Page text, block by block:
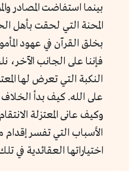
بينما استفاضت المصادر
المحنة التي لحقت بأهل
بخلق القرآن في عهود
فإننا على الجانب الآخر،
النكبة التي تعرض لها
على الله. كيف بدأ
وكيف عانى المعتزلة
الأسباب التي تفسر
اختياراتها العقائدية في